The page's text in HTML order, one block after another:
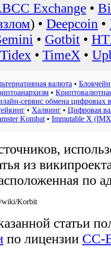
Exchange •
) • Deepcoin •
• Gotbit •
Tidex • TimeX •
валюта • Блокчейн
•
сервис обмена цифровых
• Халвинг • Цифровая
Kombat • Immutable X
из
по
wiki/Korbit
статьи
по лицензии CC-